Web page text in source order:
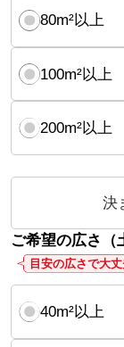
80m²以上
100m²以上
200m²以上
決
ご希望の広さ（
目安の広さで大
40m²以上